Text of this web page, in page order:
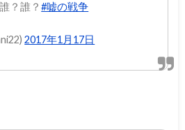
？誰？#嘘の戦争
2017年1月17日